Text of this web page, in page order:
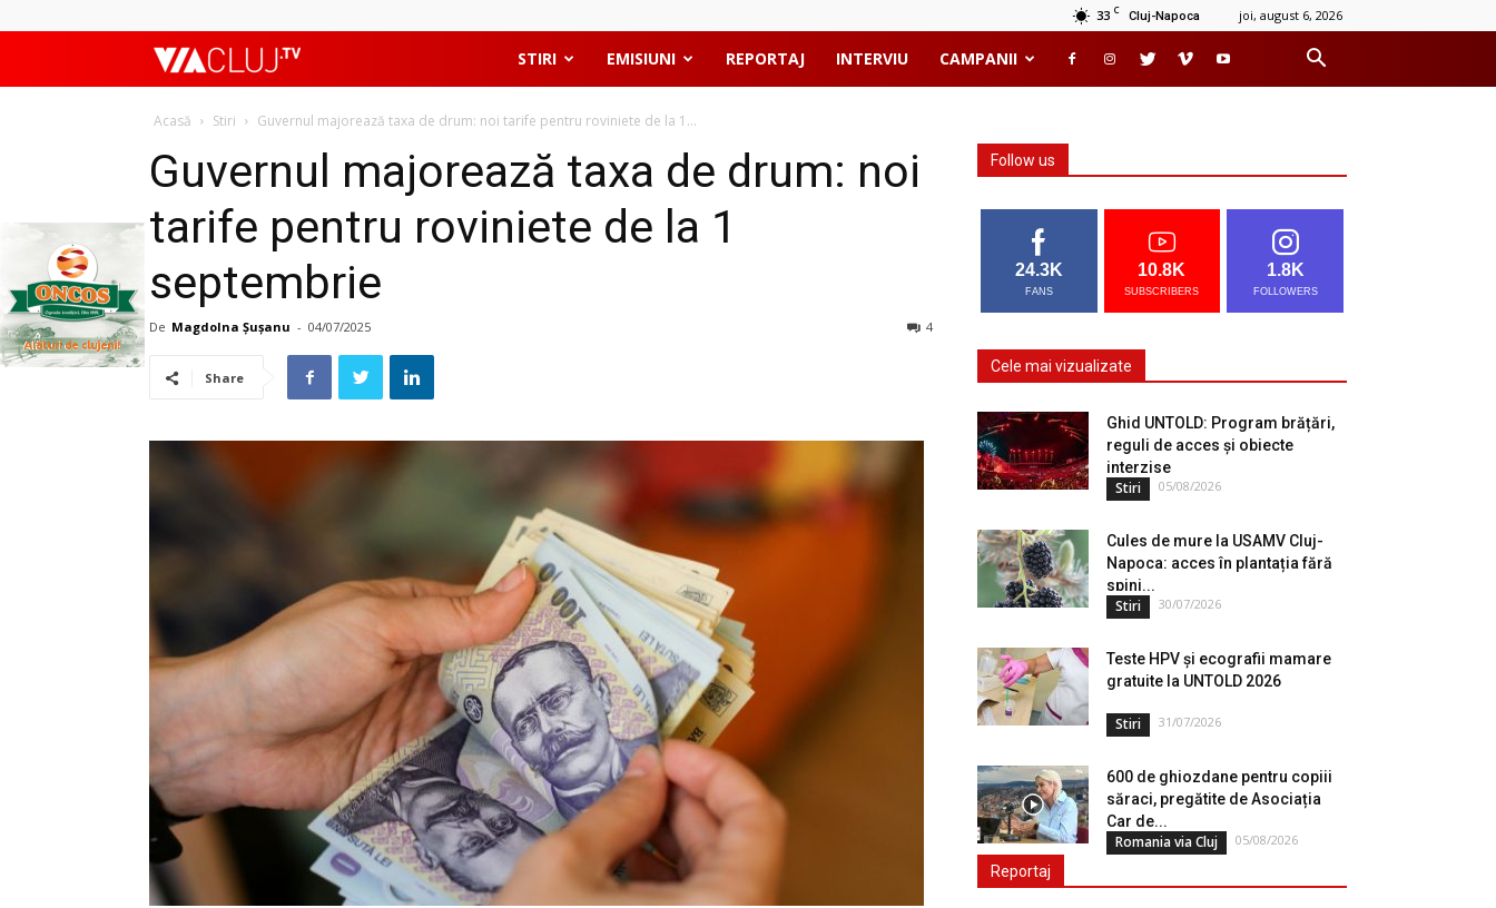
33 C Cluj-Napoca joi, august 6, 2026
ViaClujTV STIRI EMISIUNI REPORTAJ INTERVIU CAMPANII
Acasă Stiri Guvernul majorează taxa de drum: noi tarife pentru roviniete de la 1...
Guvernul majorează taxa de drum: noi
tarife pentru roviniete de la 1
septembrie
De Magdolna Șușanu - 04/07/2025 4
Share
Follow us
24.3K
FANS
10.8K
SUBSCRIBERS
1.8K
FOLLOWERS
Cele mai vizualizate
Ghid UNTOLD: Program brățări,
reguli de acces și obiecte
interzise
Stiri 05/08/2026
Cules de mure la USAMV Cluj-
Napoca: acces în plantația fără
spini...
Stiri 30/07/2026
Teste HPV și ecografii mamare
gratuite la UNTOLD 2026
Stiri 31/07/2026
600 de ghiozdane pentru copiii
săraci, pregătite de Asociația
Car de...
Romania via Cluj 05/08/2026
Reportaj